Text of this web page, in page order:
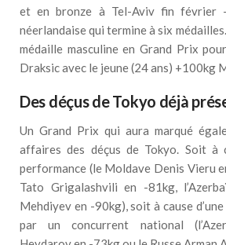
et en bronze à Tel-Aviv fin février
néerlandaise qui termine à six
médaille masculine en Grand Prix
Draksic avec le jeune (24 ans) +100kg
Des déçus de Tokyo déjà
Un Grand Prix qui aura marqué
affaires des déçus de Tokyo. Soit à
performance (le Moldave Denis Vieru
Tato Grigalashvili en -81kg,
Mehdiyev en -90kg), soit à cause
par un concurrent national